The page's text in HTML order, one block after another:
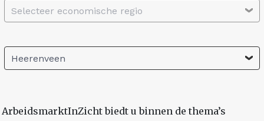
Selecteer economische regio
Heerenveen
ArbeidsmarktInZicht biedt u binnen de thema’s